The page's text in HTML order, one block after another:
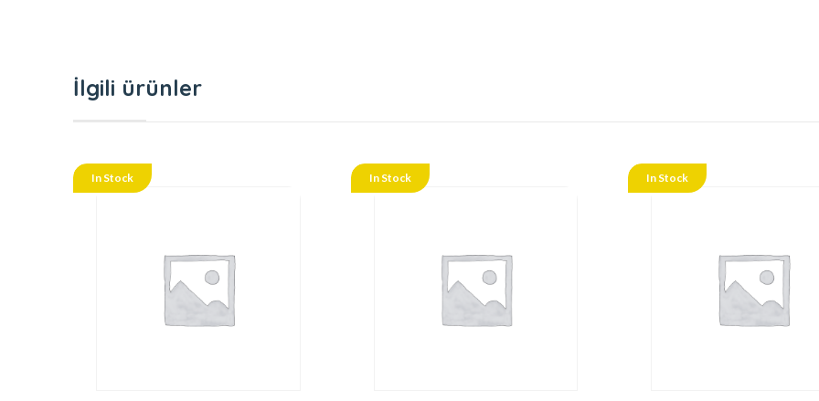
İlgili ürünler
In Stock In Stock In Stock